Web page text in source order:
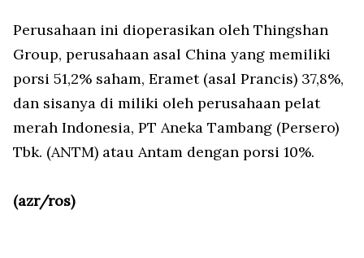
Perusahaan ini dioperasikan oleh Thingshan
Group, perusahaan asal China yang memiliki
porsi 51,2% saham, Eramet (asal Prancis) 37,8%,
dan sisanya di miliki oleh perusahaan pelat
merah Indonesia, PT Aneka Tambang (Persero)
Tbk. (ANTM) atau Antam dengan porsi 10%.
(azr/ros)